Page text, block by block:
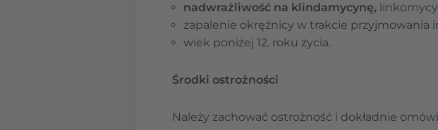
nadwrażliwość na klindamycynę,
zapalenie okrężnicy w trakcie przyjmowania
wiek poniżej 12. roku życia.
Środki ostrożności
Należy zachować ostrożność i dokładnie